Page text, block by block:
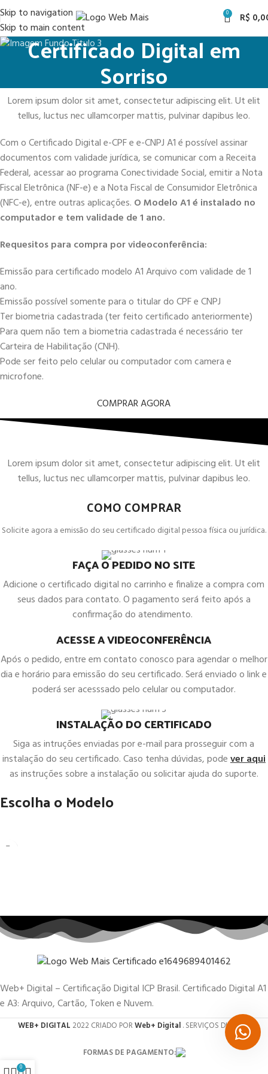
Skip to navigation
Skip to main content
0 R$
Certificado Digital em
Sorriso
Lorem ipsum dolor sit amet, consectetur adipiscing elit. Ut elit
tellus, luctus nec ullamcorper mattis, pulvinar dapibus leo.
Com o Certificado Digital e-CPF e e-CNPJ A1 é possível assinar
documentos com validade jurídica, se comunicar com a Receita
Federal, acessar ao programa Conectividade Social, emitir a Nota
Fiscal Eletrônica (NF-e) e a Nota Fiscal de Consumidor Eletrônica
(NFC-e), entre outras aplicações. O Modelo A1 é instalado no
computador e tem validade de 1 ano.
Requesitos para compra por videoconferência:
Emissão para certificado modelo A1 Arquivo com validade de 1
ano.
Emissão possível somente para o titular do CPF e CNPJ
Ter biometria cadastrada (ter feito certificado anteriormente)
Para quem não tem a biometria cadastrada é necessário ter
Carteira de Habilitação (CNH).
Pode ser feito pelo celular ou computador com camera e
microfone.
COMPRAR AGORA
Lorem ipsum dolor sit amet, consectetur adipiscing elit. Ut elit
tellus, luctus nec ullamcorper mattis, pulvinar dapibus leo.
COMO COMPRAR
Solicite agora a emissão do seu certificado digital pessoa física ou jurídica.
FAÇA O PEDIDO NO SITE
Adicione o certificado digital no carrinho e finalize a compra com
seus dados para contato. O pagamento será feito após a
confirmação do atendimento.
ACESSE A VIDEOCONFERÊNCIA
Após o pedido, entre em contato conosco para agendar o melhor
dia e horário para emissão do seu certificado. Será enviado o link e
poderá ser acesssado pelo celular ou computador.
INSTALAÇÃO DO CERTIFICADO
Siga as intruções enviadas por e-mail para prosseguir com a
instalação do seu certificado. Caso tenha dúvidas, podever aqui
as instruções sobre a instalação ou solicitar ajuda do suporte.
Escolha o Modelo
Web+ Digital – Certificação Digital ICP Brasil. Certificado Digital A1
e A3: Arquivo, Cartão, Token e Nuvem.
WEB+ DIGITAL 2022 CRIADO PORWeb+ Digital. SERVIÇOS DIGITAIS.
FORMAS DE PAGAMENTO:
0